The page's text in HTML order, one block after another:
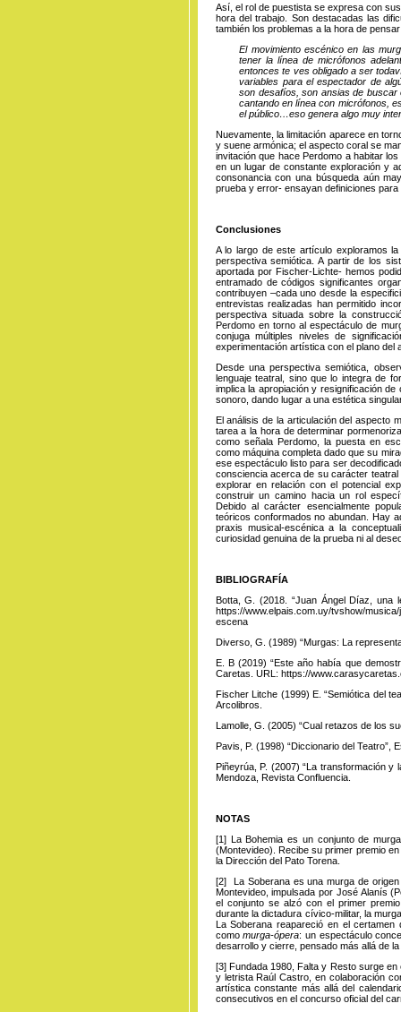
Así, el rol de puestista se expresa con
hora del trabajo. Son destacadas las
también los problemas a la hora de
El movimiento escénico en las
tener la línea de micrófonos
entonces te ves obligado a ser
variables para el espectador de
son desafíos, son ansias de buscar
cantando en línea con micrófonos,
el público…eso genera algo muy
Nuevamente, la limitación aparece en
y suene armónica; el aspecto coral se
invitación que hace Perdomo a habitar
en un lugar de constante exploración y
consonancia con una búsqueda aún
prueba y error- ensayan definiciones
Conclusiones
A lo largo de este artículo exploramos
perspectiva semiótica. A partir de los
aportada por Fischer-Lichte- hemos
entramado de códigos significantes
contribuyen –cada uno desde la
entrevistas realizadas han permitido
perspectiva situada sobre la
Perdomo en torno al espectáculo de
conjuga múltiples niveles de
experimentación artística con el plano del
Desde una perspectiva semiótica,
lenguaje teatral, sino que lo integra de
implica la apropiación y resignificación
sonoro, dando lugar a una estética
El análisis de la articulación del aspecto
tarea a la hora de determinar
como señala Perdomo, la puesta en
como máquina completa dado que su
ese espectáculo listo para ser
consciencia acerca de su carácter
explorar en relación con el potencial
construir un camino hacia un rol
Debido al carácter esencialmente
teóricos conformados no abundan. Hay
praxis musical-escénica a la
curiosidad genuina de la prueba ni al
BIBLIOGRAFÍA
Botta, G. (2018. “Juan Ángel Díaz, una
https://www.elpais.com.uy/tvshow/
escena
Diverso, G. (1989) “Murgas: La
E. B (2019) “Este año había que
Caretas. URL: https://
Fischer Litche (1999) E. “Semiótica del
Arcolibros.
Lamolle, G. (2005) “Cual retazos de los
Pavis, P. (1998) “Diccionario del Teatro”,
Piñeyrúa, P. (2007) “La transformación y
Mendoza, Revista Confluencia.
NOTAS
[1] La Bohemia es un conjunto de
(Montevideo). Recibe su primer premio
la Dirección del Pato Torena.
[2]
La Soberanaes una murga de origen
Montevideo, impulsada por José Alanís
el conjunto se alzó con el primer
durante la dictadura cívico-militar, la
La Soberana reapareció en el certamen
comomurga-ópera: un espectáculo
desarrollo y cierre, pensado más allá de
[3] Fundada1980, Falta y Resto surge en
y letrista Raúl Castro, en colaboración
artística constante más allá del
consecutivos en el concurso oficial del